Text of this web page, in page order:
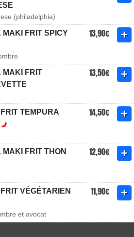
(philadelphia)
FRIT SPICY
13,90€
MAKI FRIT
13,50€
TEMPURA
14,50€
FRIT THON
12,90€
VÉGÉTARIEN 11,90€
et avocat